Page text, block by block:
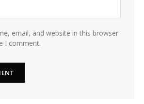
email, and website in this browser
I comment.